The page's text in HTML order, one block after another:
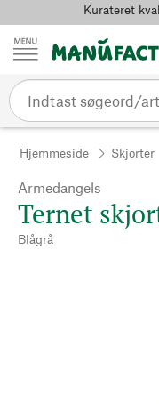
Spring til indholdKurateret
Hjemmeside Skjorter
Armedangels
Ternet
Blågrå